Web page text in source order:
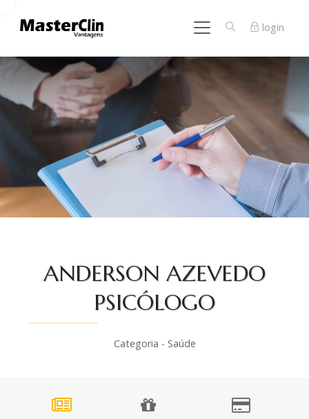
login
ANDERSON AZEVEDO
PSICÓLOGO
Categoria - Saúde